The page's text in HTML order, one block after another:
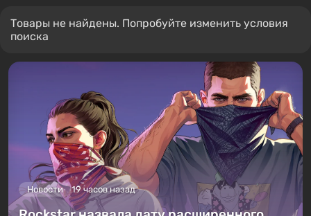
Товары не найдены. Попробуйте изменить условия
поиска
Новости 19 часов назад